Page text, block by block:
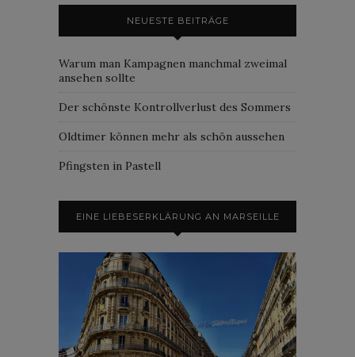
NEUESTE BEITRÄGE
Warum man Kampagnen manchmal zweimal
ansehen sollte
Der schönste Kontrollverlust des Sommers
Oldtimer können mehr als schön aussehen
Pfingsten in Pastell
EINE LIEBESERKLÄRUNG AN MARSEILLE